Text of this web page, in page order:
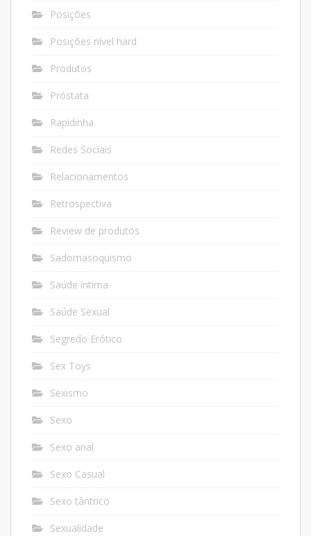
Posições
Posições nível hard
Produtos
Próstata
Rapidinha
Redes Sociais
Relacionamentos
Retrospectiva
Review de produtos
Sadomasoquismo
Saúde íntima
Saúde Sexual
Segredo Erótico
Sex Toys
Sexismo
Sexo
Sexo anal
Sexo Casual
Sexo tântrico
Sexualidade